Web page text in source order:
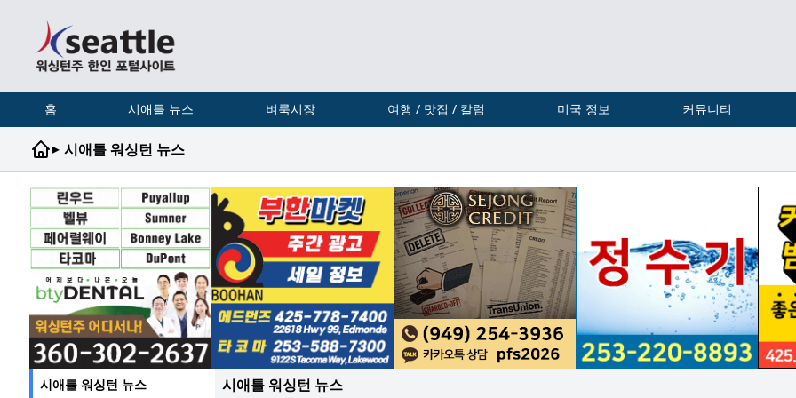
홈 시애틀 뉴스 벼룩시장 여행 / 맛집 / 칼럼 미국 정보 커뮤니티
▸ 시애틀 워싱턴 뉴스
시애틀 워싱턴 뉴스 시애틀 워싱턴 뉴스